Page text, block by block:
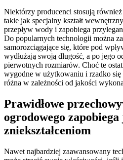
Niektórzy producenci stosują
takie jak specjalny kształt
przepływ wody i zapobiega
Do popularnych technologii można
samorozciągające się, które pod
wydłużają swoją długość, a po jego
pierwotnych rozmiarów. Choć te
wygodne w użytkowaniu i rzadko się
różna w zależności od jakości
Prawidłowe
ogrodowego zapobiega
zniekształceniom
Nawet najbardziej zaawansowany